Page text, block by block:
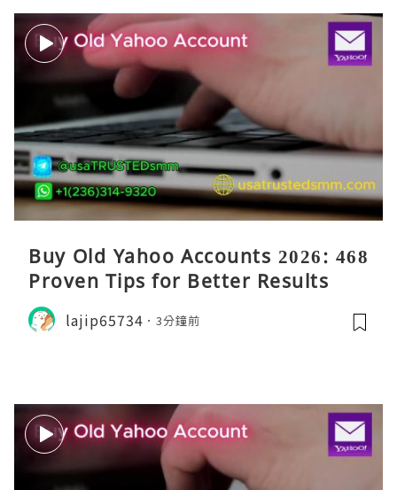
Buy Old Yahoo Accounts 2026: 468
Proven Tips for Better Results
lajip65734 3分鐘前